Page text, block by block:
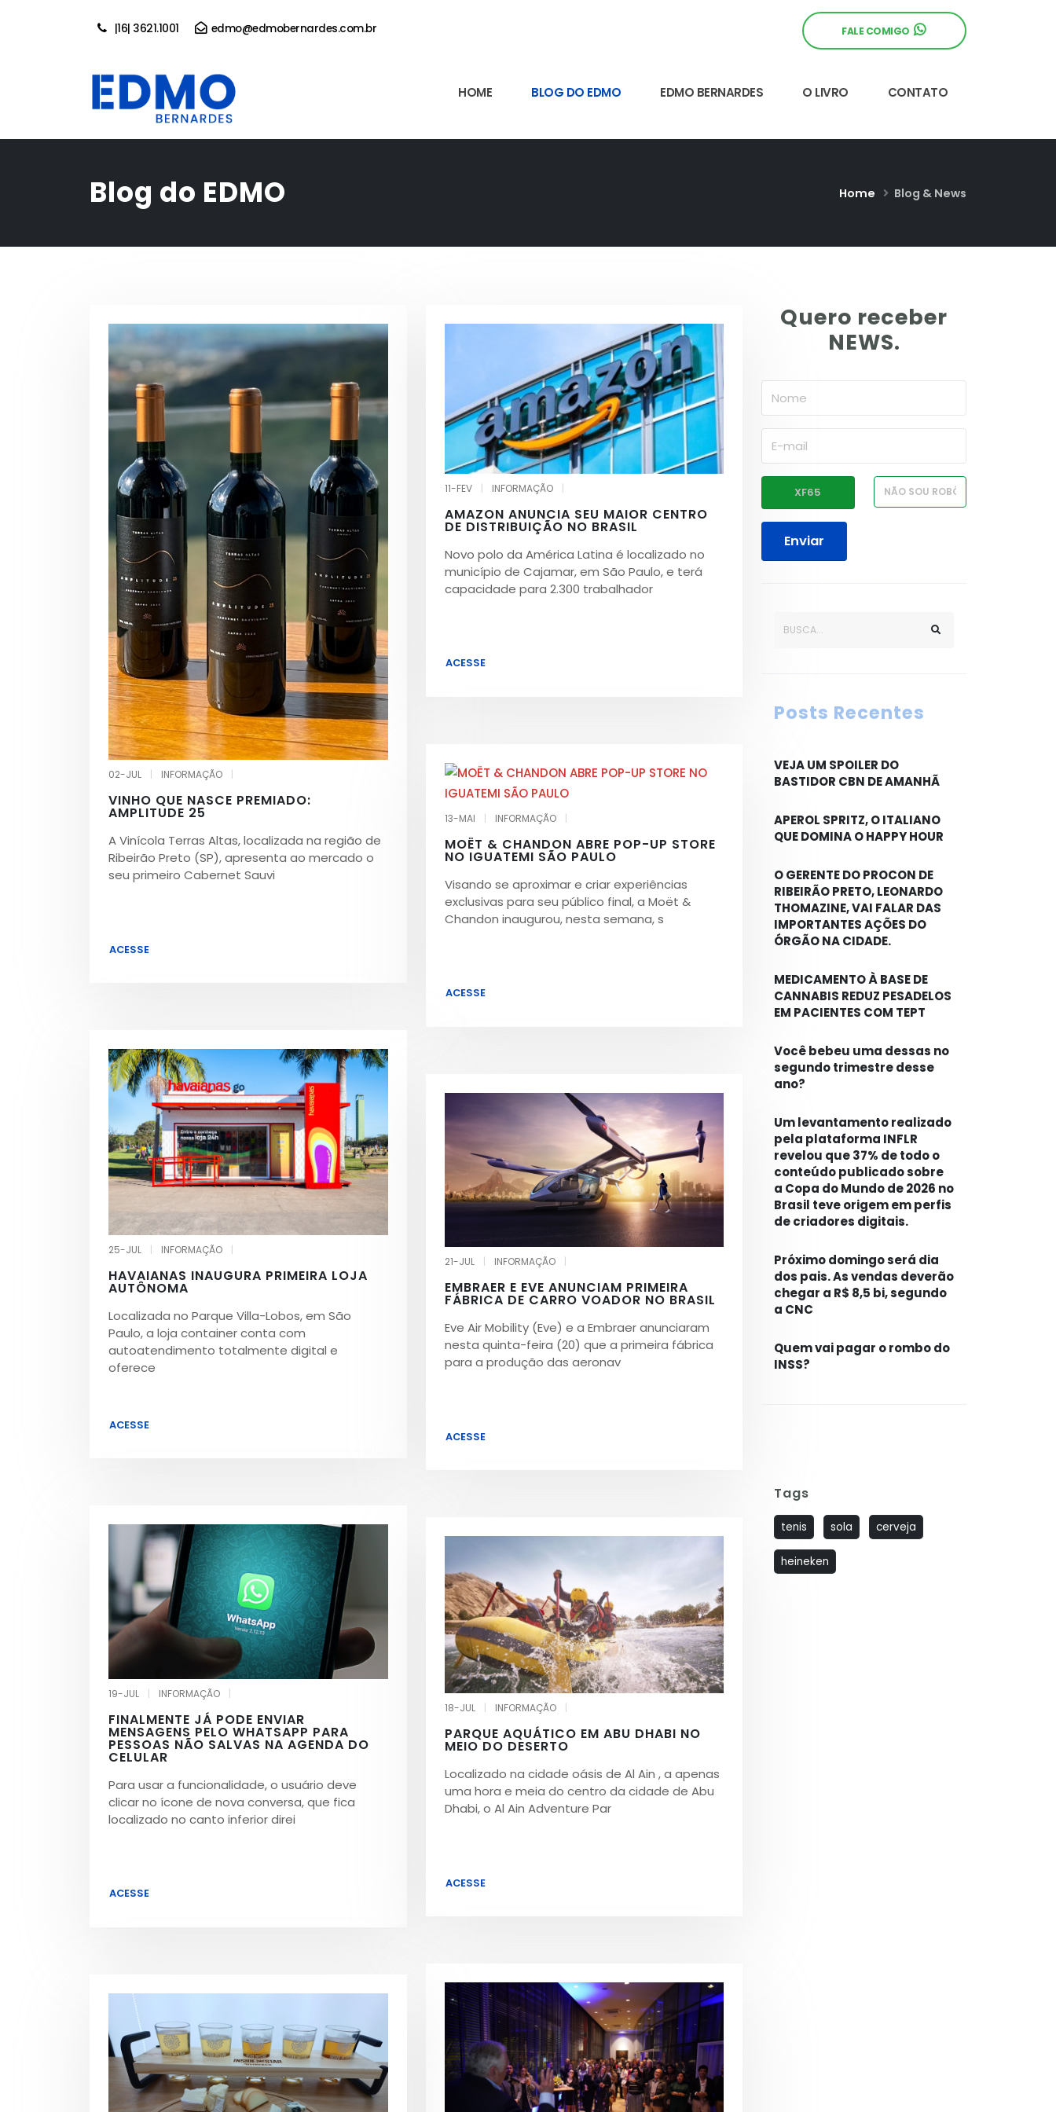
|16| 3621.1001 edmo@edmobernardes.com.br FALE COMIGO
HOME BLOG DO EDMO EDMO BERNARDES O LIVRO CONTATO
Blog do EDMO Home Blog & News
02-JUL INFORMAÇÃO
VINHO QUE NASCE PREMIADO:
AMPLITUDE 25
A Vinícola Terras Altas, localizada na região de
Ribeirão Preto (SP), apresenta ao mercado o
seu primeiro Cabernet Sauvi
ACESSE
11-FEV INFORMAÇÃO
AMAZON ANUNCIA SEU MAIOR CENTRO
DE DISTRIBUIÇÃO NO BRASIL
Novo polo da América Latina é localizado no
município de Cajamar, em São Paulo, e terá
capacidade para 2.300 trabalhador
ACESSE
13-MAI INFORMAÇÃO
MOËT & CHANDON ABRE POP-UP STORE
NO IGUATEMI SÃO PAULO
Visando se aproximar e criar experiências
exclusivas para seu público final, a Moët &
Chandon inaugurou, nesta semana, s
ACESSE
25-JUL INFORMAÇÃO
HAVAIANAS INAUGURA PRIMEIRA LOJA
AUTÔNOMA
Localizada no Parque Villa-Lobos, em São
Paulo, a loja container conta com
autoatendimento totalmente digital e
oferece
ACESSE
21-JUL INFORMAÇÃO
EMBRAER E EVE ANUNCIAM PRIMEIRA
FÁBRICA DE CARRO VOADOR NO BRASIL
Eve Air Mobility (Eve) e a Embraer anunciaram
nesta quinta-feira (20) que a primeira fábrica
para a produção das aeronav
ACESSE
19-JUL INFORMAÇÃO
FINALMENTE JÁ PODE ENVIAR
MENSAGENS PELO WHATSAPP PARA
PESSOAS NÃO SALVAS NA AGENDA DO
CELULAR
Para usar a funcionalidade, o usuário deve
clicar no ícone de nova conversa, que fica
localizado no canto inferior direi
ACESSE
18-JUL INFORMAÇÃO
PARQUE AQUÁTICO EM ABU DHABI NO
MEIO DO DESERTO
Localizado na cidade oásis de Al Ain , a apenas
uma hora e meia do centro da cidade de Abu
Dhabi, o Al Ain Adventure Par
ACESSE
Quero receber
NEWS.
Enviar
Posts Recentes
VEJA UM SPOILER DO
BASTIDOR CBN DE AMANHÃ
APEROL SPRITZ, O ITALIANO
QUE DOMINA O HAPPY HOUR
O GERENTE DO PROCON DE
RIBEIRÃO PRETO, LEONARDO
THOMAZINE, VAI FALAR DAS
IMPORTANTES AÇÕES DO
ÓRGÃO NA CIDADE.
MEDICAMENTO À BASE DE
CANNABIS REDUZ PESADELOS
EM PACIENTES COM TEPT
Você bebeu uma dessas no
segundo trimestre desse
ano?
Um levantamento realizado
pela plataforma INFLR
revelou que 37% de todo o
conteúdo publicado sobre
a Copa do Mundo de 2026 no
Brasil teve origem em perfis
de criadores digitais.
Próximo domingo será dia
dos pais. As vendas deverão
chegar a R$ 8,5 bi, segundo
a CNC
Quem vai pagar o rombo do
INSS?
Tags
tenis sola cerveja
heineken